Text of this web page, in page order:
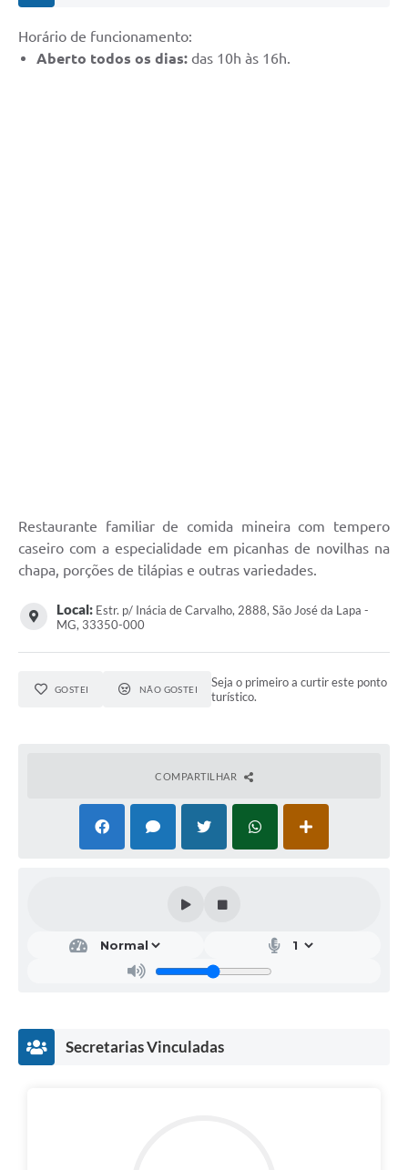
Horário de funcionamento:
Aberto todos os dias: das 10h às 16h.
Restaurante familiar de comida mineira com tempero
caseiro com a especialidade em picanhas de novilhas na
chapa, porções de tilápias e outras variedades.
Local: Estr. p/ Inácia de Carvalho, 2888, São José da Lapa -
MG, 33350-000
GOSTEI NÃO GOSTEI
Seja o primeiro a curtir este ponto
turístico.
COMPARTILHAR
Secretarias Vinculadas